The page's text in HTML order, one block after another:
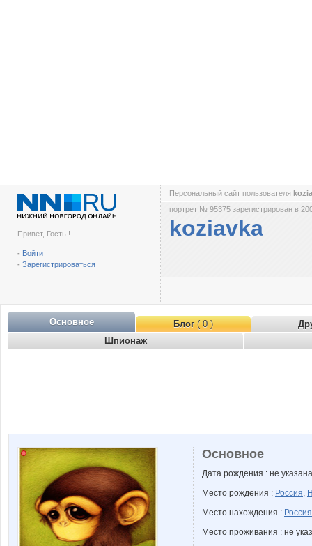
Привет, Гость !
- Войти
- Зарегистрироваться
Персональный сайт пользователя
портрет № 95375 зарегистрирован в
koziavka
Основное Блог( 0 )
Шпионаж
Основное
Дата рождения : не указана
Место рождения : Россия,
Место нахождения : Россия
Место проживания : не